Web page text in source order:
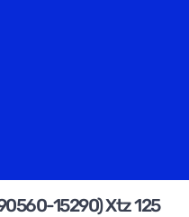
15290) Xtz 125